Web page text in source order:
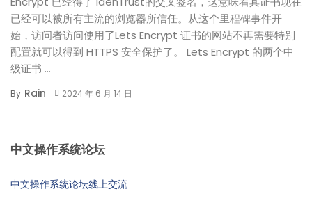
已经可以被所有主流的浏览器所信任。从这个里程碑事件开
始，访问者访问使用了Lets Encrypt 证书的网站不再需要特别
配置就可以得到 HTTPS 安全保护了。 Lets Encrypt 的两个中
级证书 ...
By Rain 2024 年 6 月 14 日
中文操作系统论坛
中文操作系统论坛线上交流